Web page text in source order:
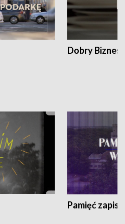
Dobry Biznes
Pamięć